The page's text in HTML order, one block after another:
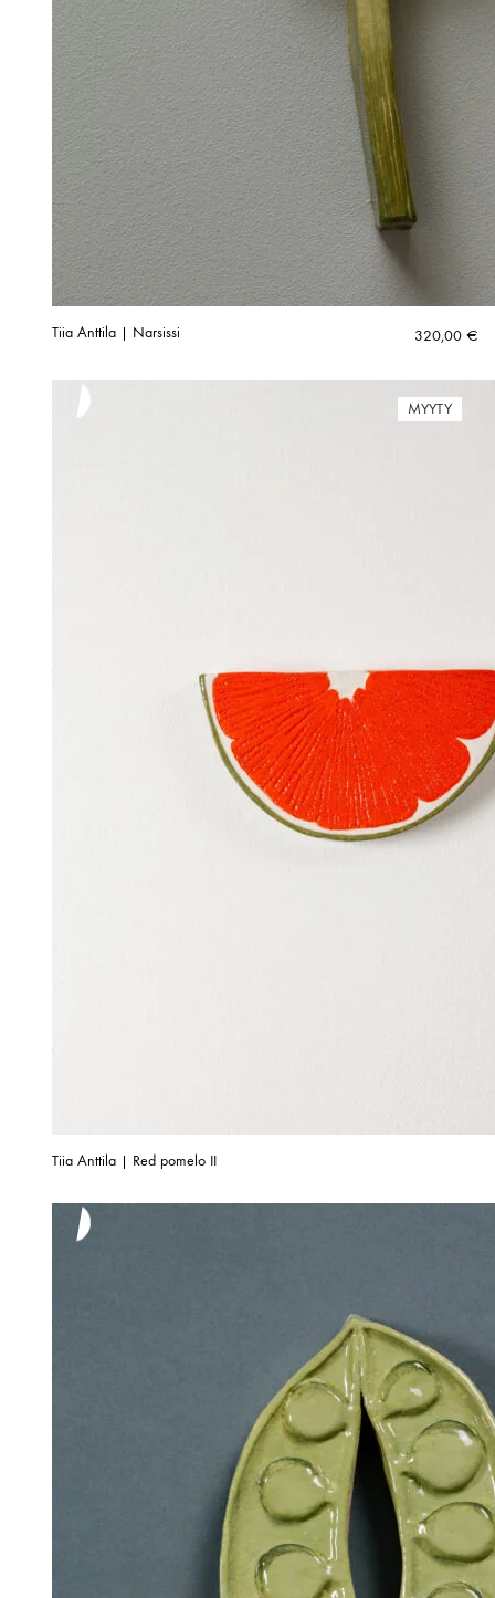
Tiia Anttila | Narsissi 320,00 €
MYYTY
Tiia Anttila | Red pomelo II